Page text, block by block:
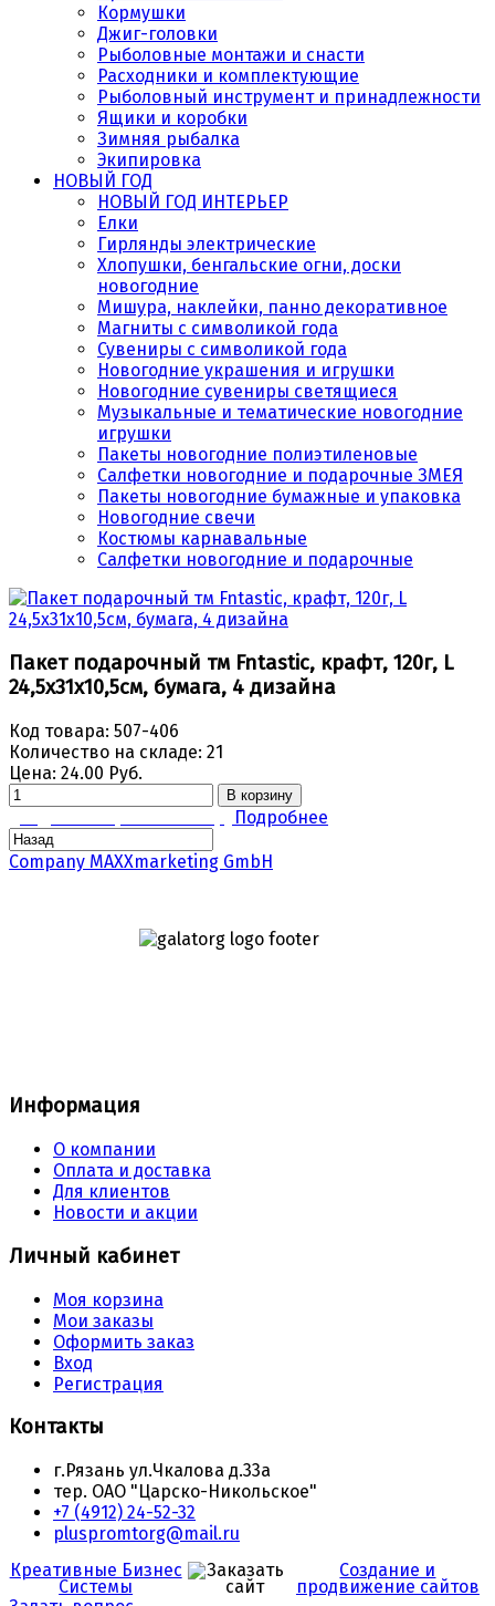
Кормушки
Джиг-головки
Рыболовные монтажи и снасти
Расходники и комплектующие
Рыболовный инструмент и принадлежности
Ящики и коробки
Зимняя рыбалка
Экипировка
НОВЫЙ ГОД
НОВЫЙ ГОД ИНТЕРЬЕР
Елки
Гирлянды электрические
Хлопушки, бенгальские огни, доски
новогодние
Мишура, наклейки, панно декоративное
Магниты с символикой года
Сувениры с символикой года
Новогодние украшения и игрушки
Новогодние сувениры светящиеся
Музыкальные и тематические новогодние
игрушки
Пакеты новогодние полиэтиленовые
Салфетки новогодние и подарочные ЗМЕЯ
Пакеты новогодние бумажные и упаковка
Новогодние свечи
Костюмы карнавальные
Салфетки новогодние и подарочные
Пакет подарочный тм Fntastic, крафт, 120г, L
24,5x31x10,5см, бумага, 4 дизайна
Код товара: 507-406
Количество на складе: 21
Цена: 24.00 Руб.
В корзину
Подробнее
Company MAXXmarketing GmbH
Информация
О компании
Оплата и доставка
Для клиентов
Новости и акции
Личный кабинет
Моя корзина
Мои заказы
Оформить заказ
Вход
Регистрация
Контакты
г.Рязань ул.Чкалова д.33а
тер. ОАО "Царско-Никольское"
+7 (4912) 24-52-32
pluspromtorg@mail.ru
Креативные Бизнес
Системы
Создание и
продвижение сайтов